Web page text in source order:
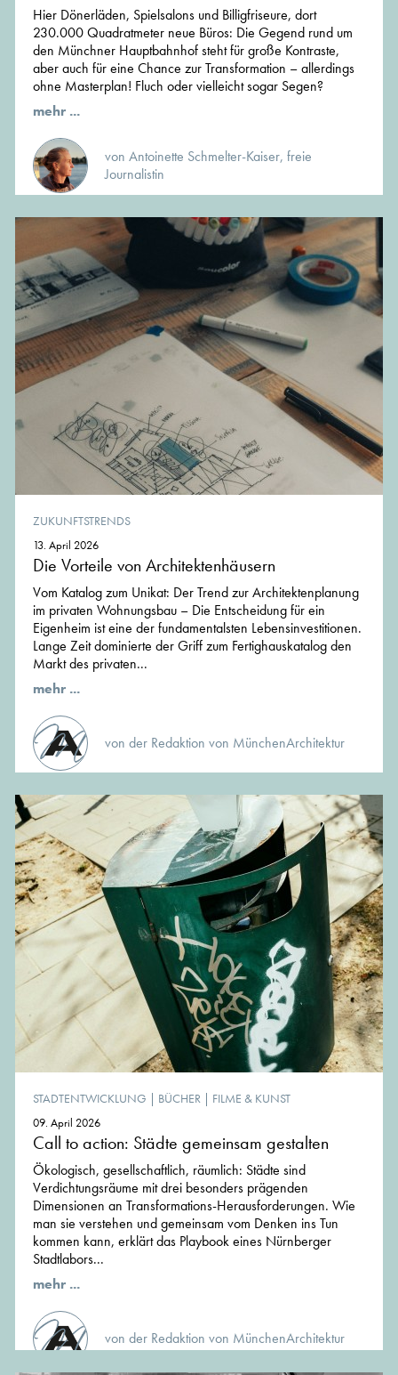
Hier Dönerläden, Spielsalons und Billigfriseure, dort
230.000 Quadratmeter neue Büros: Die Gegend rund um
den Münchner Hauptbahnhof steht für große Kontraste,
aber auch für eine Chance zur Transformation – allerdings
ohne Masterplan! Fluch oder vielleicht sogar Segen?
mehr ...
von Antoinette Schmelter-Kaiser, freie
Journalistin
ZUKUNFTSTRENDS
13. April 2026
Die Vorteile von Architektenhäusern
Vom Katalog zum Unikat: Der Trend zur Architektenplanung
im privaten Wohnungsbau – Die Entscheidung für ein
Eigenheim ist eine der fundamentalsten Lebensinvestitionen.
Lange Zeit dominierte der Griff zum Fertighauskatalog den
Markt des privaten...
mehr ...
von der Redaktion von MünchenArchitektur
STADTENTWICKLUNG | BÜCHER | FILME & KUNST
09. April 2026
Call to action: Städte gemeinsam gestalten
Ökologisch, gesellschaftlich, räumlich: Städte sind
Verdichtungsräume mit drei besonders prägenden
Dimensionen an Transformations-Herausforderungen. Wie
man sie verstehen und gemeinsam vom Denken ins Tun
kommen kann, erklärt das Playbook eines Nürnberger
Stadtlabors...
mehr ...
von der Redaktion von MünchenArchitektur